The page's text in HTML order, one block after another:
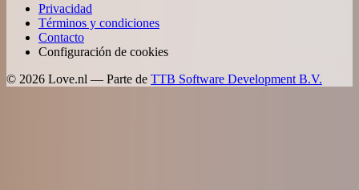
Privacidad
Términos y condiciones
Contacto
Configuración de cookies
© 2026 Love.nl — Parte de TTB Software Development B.V.